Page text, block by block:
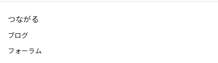
つながる
ブログ
フォーラム